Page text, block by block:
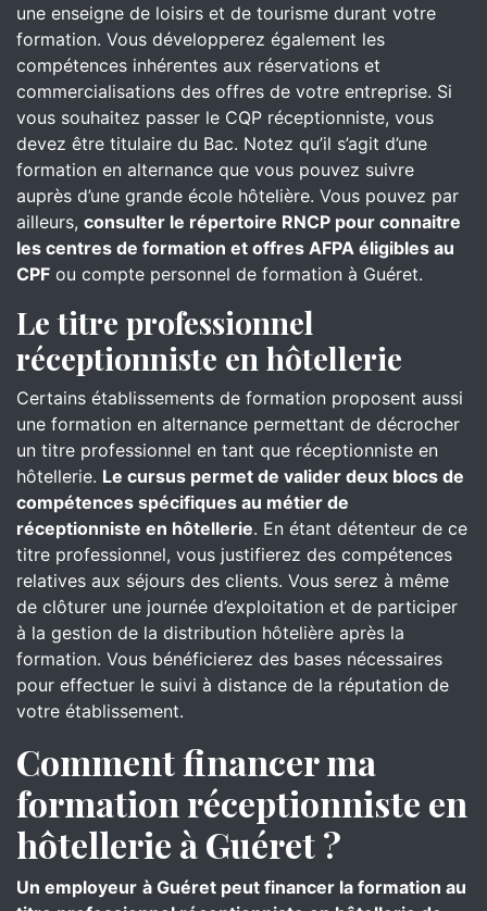
une enseigne de loisirs et de tourisme durant votre
formation. Vous développerez également les
compétences inhérentes aux réservations et
commercialisations des offres de votre entreprise. Si
vous souhaitez passer le CQP réceptionniste, vous
devez être titulaire du Bac. Notez qu’il s’agit d’une
formation en alternance que vous pouvez suivre
auprès d’une grande école hôtelière. Vous pouvez par
ailleurs, consulter le répertoire RNCP pour connaitre
les centres de formation et offres AFPA éligibles au
CPF ou compte personnel de formation à Guéret.
Le titre professionnel
réceptionniste en hôtellerie
Certains établissements de formation proposent aussi
une formation en alternance permettant de décrocher
un titre professionnel en tant que réceptionniste en
hôtellerie. Le cursus permet de valider deux blocs de
compétences spécifiques au métier de
réceptionniste en hôtellerie. En étant détenteur de ce
titre professionnel, vous justifierez des compétences
relatives aux séjours des clients. Vous serez à même
de clôturer une journée d’exploitation et de participer
à la gestion de la distribution hôtelière après la
formation. Vous bénéficierez des bases nécessaires
pour effectuer le suivi à distance de la réputation de
votre établissement.
Comment financer ma
formation réceptionniste en
hôtellerie à Guéret ?
Un employeur à Guéret peut financer la formation au